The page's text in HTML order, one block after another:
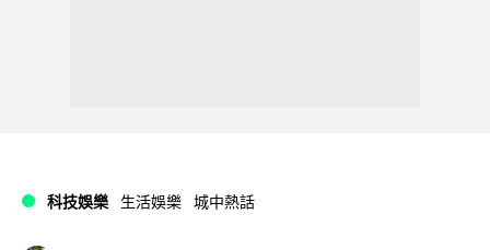
科技娛樂 生活娛樂 城中熱話